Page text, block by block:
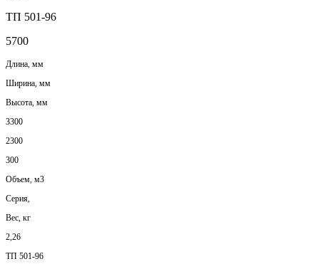
ТП 501-96
5700
Длина, мм
Ширина, мм
Высота, мм
3300
2300
300
Объем, м3
Серия,
Вес, кг
2,26
ТП 501-96